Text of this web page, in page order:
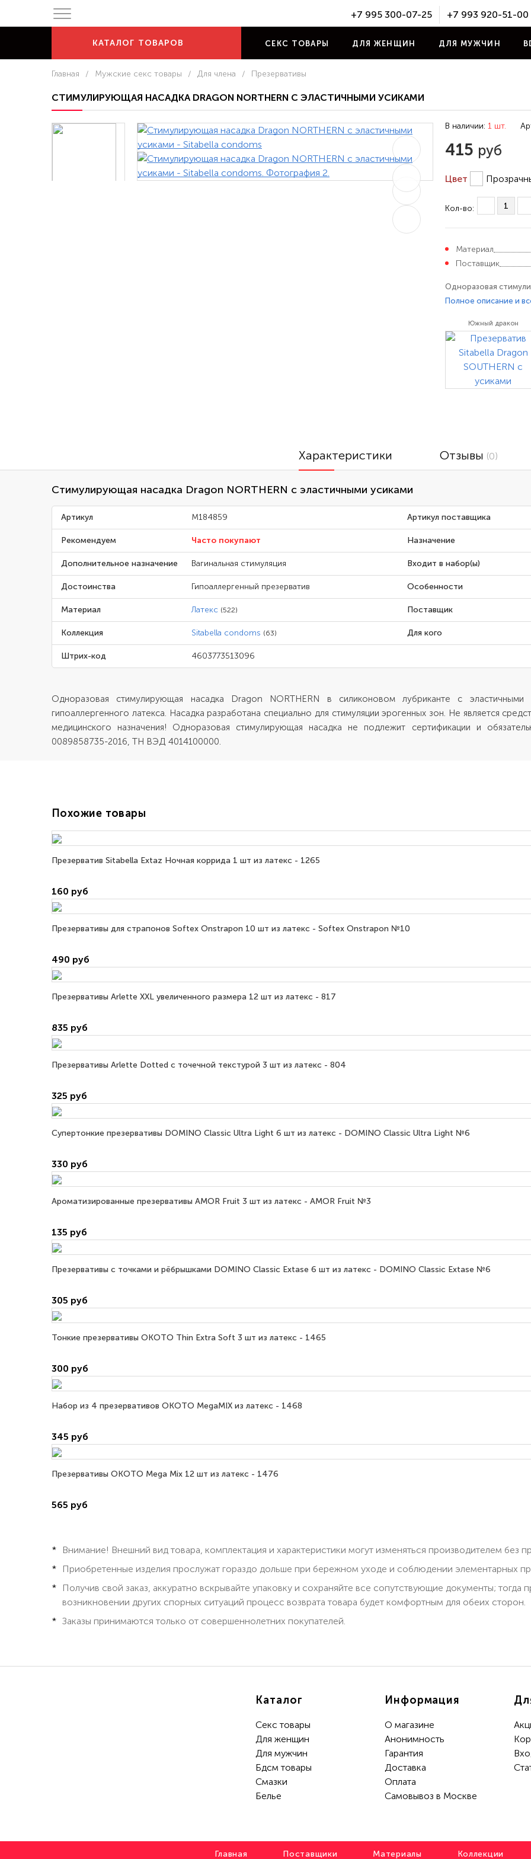
+7 995 300-07-25 +7 993 920-51-00
КАТАЛОГ ТОВАРОВ СЕКС ТОВАРЫ ДЛЯ ЖЕНЩИН ДЛЯ МУЖЧИН
Главная / Мужские секс товары / Для члена / Презервативы
СТИМУЛИРУЮЩАЯ НАСАДКА DRAGON NORTHERN С ЭЛАСТИЧНЫМИ УСИКАМИ
В наличии: 1 шт.
415 руб
Цвет
Кол-во:
Материал
Поставщик
Одноразовая
лубриканте с
эрогенных зон. Не
изделием
Полное описание и
Южный дракон
Характеристики Отзывы (0)
Стимулирующая насадка Dragon NORTHERN с эластичными усиками
Артикул M184859 Артикул поставщика
Рекомендуем Часто покупают Назначение
Дополнительное назначение Вагинальная стимуляция Входит в набор(ы)
Достоинства Гипоаллергенный презерватив Особенности
Материал Латекс (522) Поставщик
Коллекция Sitabella condoms (63) Для кого
Штрих-код 4603773513096
Одноразовая стимулирующая насадка Dragon NORTHERN в силиконовом лубриканте с эластичными
гипоаллергенного латекса. Насадка разработана специально для стимуляции эрогенных зон. Не является
медицинского назначения! Одноразовая стимулирующая насадка не подлежит сертификации и
0089858735-2016, ТН ВЭД 4014100000.
Похожие товары
Презерватив Sitabella Extaz Ночная коррида 1 шт из латекс - 1265
160 руб
Презервативы для страпонов Softex Onstrapon 10 шт из латекс - Softex Onstrapon №10
490 руб
Презервативы Arlette XXL увеличенного размера 12 шт из латекс - 817
835 руб
Презервативы Arlette Dotted с точечной текстурой 3 шт из латекс - 804
325 руб
Супертонкие презервативы DOMINO Classic Ultra Light 6 шт из латекс - DOMINO Classic Ultra Light №6
330 руб
Ароматизированные презервативы AMOR Fruit 3 шт из латекс - AMOR Fruit №3
135 руб
Презервативы с точками и рёбрышками DOMINO Classic Extase 6 шт из латекс - DOMINO Classic Extase №6
305 руб
Тонкие презервативы OKOTO Thin Extra Soft 3 шт из латекс - 1465
300 руб
Набор из 4 презервативов OKOTO MegaMIX из латекс - 1468
345 руб
Презервативы OKOTO Mega Mix 12 шт из латекс - 1476
565 руб
Внимание! Внешний вид товара, комплектация и характеристики могут изменяться производителем без
Приобретенные изделия прослужат гораздо дольше при бережном уходе и соблюдении элементарных
Получив свой заказ, аккуратно вскрывайте упаковку и сохраняйте все сопутствующие документы; тогда
возникновении других спорных ситуаций процесс возврата товара будет комфортным для обеих сторон.
Заказы принимаются только от совершеннолетних покупателей.
Каталог
Секс товары
Для женщин
Для мужчин
Бдсм товары
Смазки
Белье
Информация
О магазине
Анонимность
Гарантия
Доставка
Oплата
Самовывоз в Москве
Главная Поставщики Материалы Коллекции